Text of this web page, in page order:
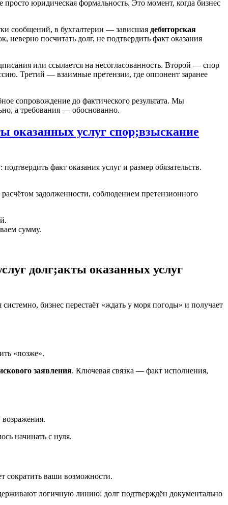
юридическая формальность. Это момент, когда бизнес
сообщений, в бухгалтерии — зависшая дебиторская
неверно посчитать долг, не подтвердить факт оказания
или ссылается на несогласованность. Второй — спор
Третий — взаимные претензии, где оппонент заранее
сопровождение до фактического результата. Мы
а требования — обоснованно.
оказанных услуг спор;взыскание
факт оказания услуг и размер обязательств.
задолженности, соблюдением претензионного
сумму.
долг;акты оказанных услуг
бизнес перестаёт «ждать у моря погоды» и получает
«позже».
заявления. Ключевая связка — факт исполнения,
возражения.
начинать с нуля.
сократить ваши возможности.
логичную линию: долг подтверждён документально